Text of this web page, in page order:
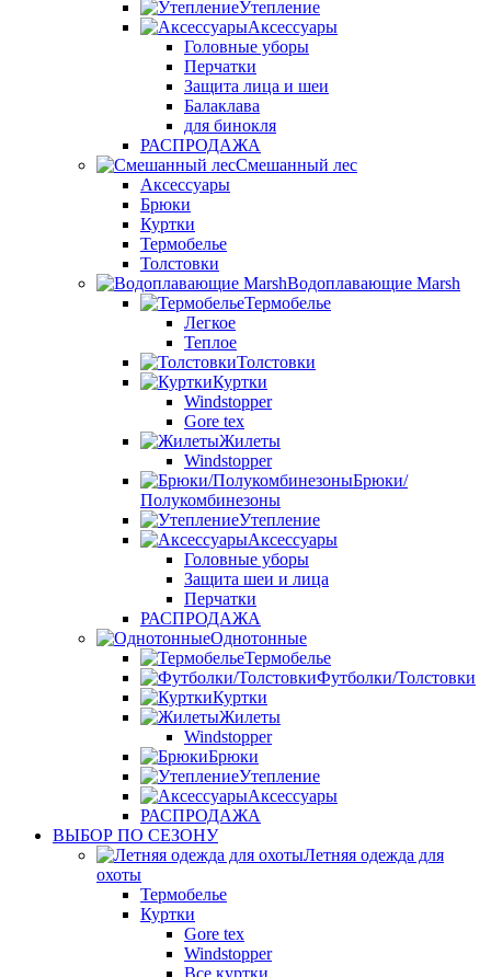
Утепление
Аксессуары
Головные уборы
Перчатки
Защита лица и шеи
Балаклава
для бинокля
РАСПРОДАЖА
Смешанный лес
Аксессуары
Брюки
Куртки
Термобелье
Толстовки
Водоплавающие Marsh
Термобелье
Легкое
Теплое
Толстовки
Куртки
Windstopper
Gore tex
Жилеты
Windstopper
Брюки/
Полукомбинезоны
Утепление
Аксессуары
Головные уборы
Защита шеи и лица
Перчатки
РАСПРОДАЖА
Однотонные
Термобелье
Футболки/Толстовки
Куртки
Жилеты
Windstopper
Брюки
Утепление
Аксессуары
РАСПРОДАЖА
ВЫБОР ПО СЕЗОНУ
Летняя одежда для
охоты
Термобелье
Куртки
Gore tex
Windstopper
Все куртки